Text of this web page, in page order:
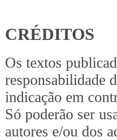
CRÉDITOS
Os textos
responsabilidade
indicação em
Só poderão ser
autores e/ou dos